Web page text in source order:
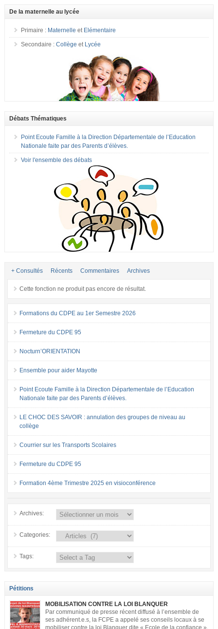
De la maternelle au lycée
Primaire : Maternelle et Elémentaire
Secondaire : Collège et Lycée
Débats Thématiques
Point Ecoute Famille à la Direction Départementale de l’Education
Nationale faite par des Parents d’élèves.
Voir l'ensemble des débats
+ Consultés Récents Commentaires Archives
Cette fonction ne produit pas encore de résultat.
Formations du CDPE au 1er Semestre 2026
Fermeture du CDPE 95
Nocturn’ORIENTATION
Ensemble pour aider Mayotte
Point Ecoute Famille à la Direction Départementale de l’Education
Nationale faite par des Parents d’élèves.
LE CHOC DES SAVOIR : annulation des groupes de niveau au
collège
Courrier sur les Transports Scolaires
Fermeture du CDPE 95
Formation 4ème Trimestre 2025 en visioconférence
Archives:
Categories:
Tags:
Pétitions
MOBILISATION CONTRE LA LOI BLANQUER
Par communiqué de presse récent diffusé à l’ensemble de
ses adhérent.e.s, la FCPE a appelé ses conseils locaux à se
mobiliser contre la loi Blanquer dite « Ecole de la confiance ».